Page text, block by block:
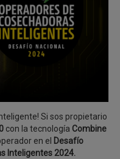
Si sos propietario
con la tecnología Combine
en el Desafío
Inteligentes 2024.